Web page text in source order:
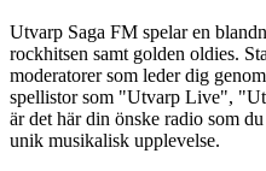
Utvarp Saga FM spelar en
rockhitsen samt golden oldies.
moderatorer som leder dig
spellistor som "Utvarp Live",
är det här din önske radio som
unik musikalisk upplevelse.